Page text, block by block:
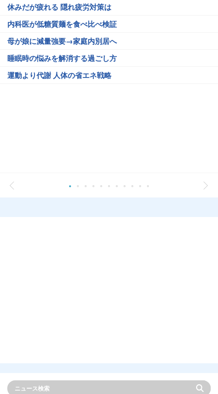
休みだが疲れる 隠れ疲労対策は
内科医が低糖質麺を食べ比べ検証
母が娘に減量強要→家庭内別居へ
睡眠時の悩みを解消する過ごし方
運動より代謝 人体の省エネ戦略